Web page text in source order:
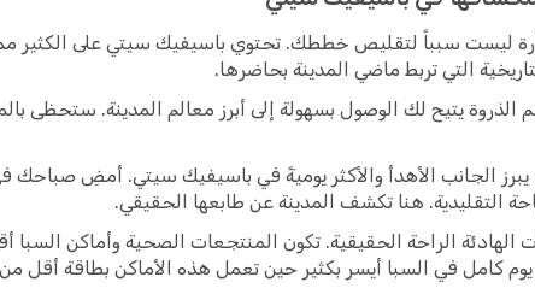
ليست سبباً لتقليص خططك. تحتوي باسيفيك سيتي على الكثير
التي تربط ماضي المدينة بحاضرها.
يتيح لك الوصول بسهولة إلى أبرز معالم المدينة. ستحظى
يبرز الجانب الأهدأ والأكثر يوميةً في باسيفيك سيتي. أمضِ
التقليدية. هنا تكشف المدينة عن طابعها الحقيقي.
الهادئة الراحة الحقيقية. تكون المنتجعات الصحية وأماكن
كامل في السبا أيسر بكثير حين تعمل هذه الأماكن بطاقة أقل من